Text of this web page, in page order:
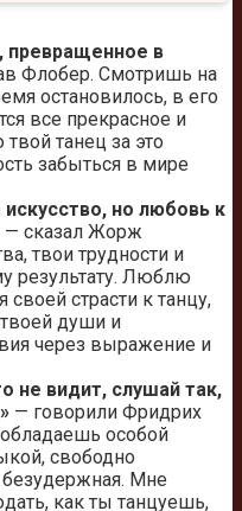
превращенное в
Флобер. Смотришь на
остановилось, в его
все прекрасное и
танец за это
забыться в мире
но любовь к
— сказал Жорж
твои трудности и
результату. Люблю
страсти к танцу,
твоей души и
через выражение и
не видит, слушай так,
— говорили Фридрих
особой
свободно
Мне
как ты танцуешь,